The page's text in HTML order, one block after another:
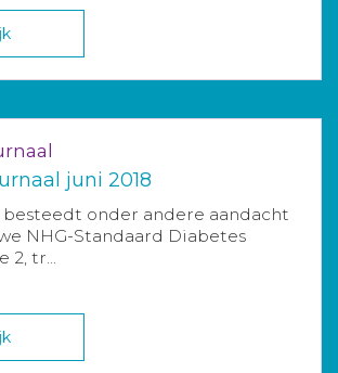
juni 2018
onder andere aandacht
NHG-Standaard Diabetes
2, tr...